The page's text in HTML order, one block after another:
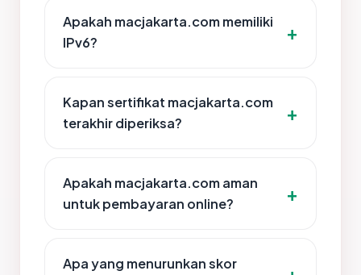
Apakah macjakarta.com memiliki
IPv6?
Kapan sertifikat macjakarta.com
terakhir diperiksa?
Apakah macjakarta.com aman
untuk pembayaran online?
Apa yang menurunkan skor